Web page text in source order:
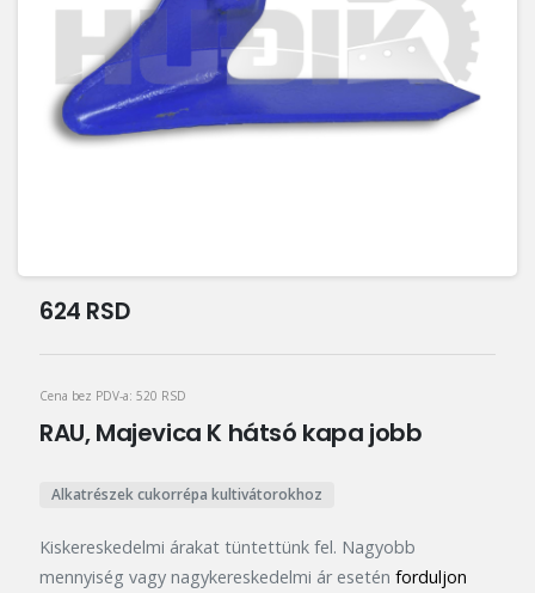
624 RSD
Cena bez PDV-a: 520 RSD
RAU, Majevica K hátsó kapa jobb
Alkatrészek cukorrépa kultivátorokhoz
Kiskereskedelmi árakat tüntettünk fel. Nagyobb
mennyiség vagy nagykereskedelmi ár esetén forduljon